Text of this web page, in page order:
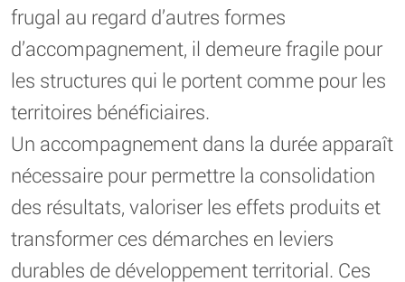
frugal au regard d’autres formes
d’accompagnement, il demeure fragile pour
les structures qui le portent comme pour les
territoires bénéficiaires.
Un accompagnement dans la durée apparaît
nécessaire pour permettre la consolidation
des résultats, valoriser les effets produits et
transformer ces démarches en leviers
durables de développement territorial. Ces